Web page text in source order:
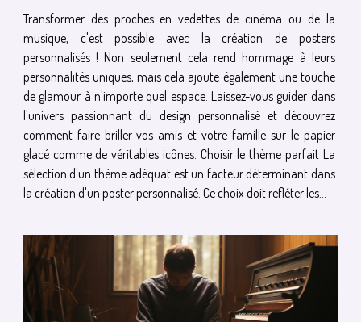
Transformer des proches en vedettes de cinéma ou de la
musique, c'est possible avec la création de posters
personnalisés ! Non seulement cela rend hommage à leurs
personnalités uniques, mais cela ajoute également une touche
de glamour à n'importe quel espace. Laissez-vous guider dans
l'univers passionnant du design personnalisé et découvrez
comment faire briller vos amis et votre famille sur le papier
glacé comme de véritables icônes. Choisir le thème parfait La
sélection d'un thème adéquat est un facteur déterminant dans
la création d'un poster personnalisé. Ce choix doit refléter les...